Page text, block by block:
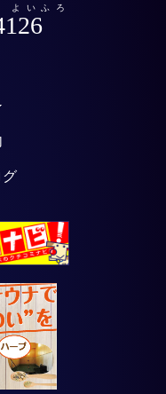
よいふろ
グ